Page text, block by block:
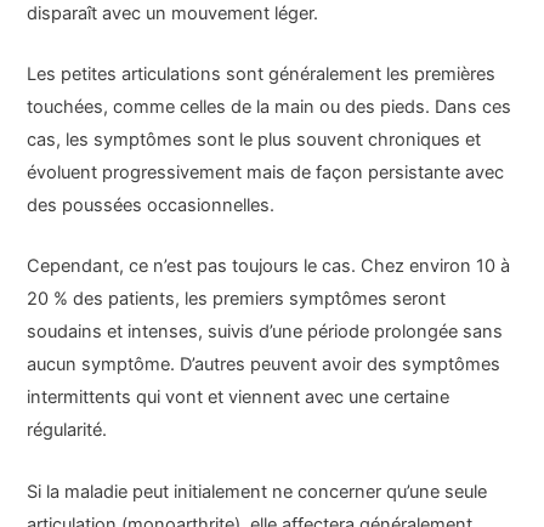
disparaît avec un mouvement léger.
Les petites articulations sont généralement les premières
touchées, comme celles de la main ou des pieds. Dans ces
cas, les symptômes sont le plus souvent chroniques et
évoluent progressivement mais de façon persistante avec
des poussées occasionnelles.
Cependant, ce n’est pas toujours le cas. Chez environ 10 à
20 % des patients, les premiers symptômes seront
soudains et intenses, suivis d’une période prolongée sans
aucun symptôme. D’autres peuvent avoir des symptômes
intermittents qui vont et viennent avec une certaine
régularité.
Si la maladie peut initialement ne concerner qu’une seule